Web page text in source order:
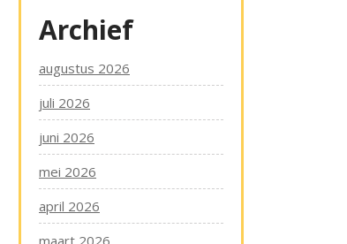
Archief
augustus 2026
juli 2026
juni 2026
mei 2026
april 2026
maart 2026